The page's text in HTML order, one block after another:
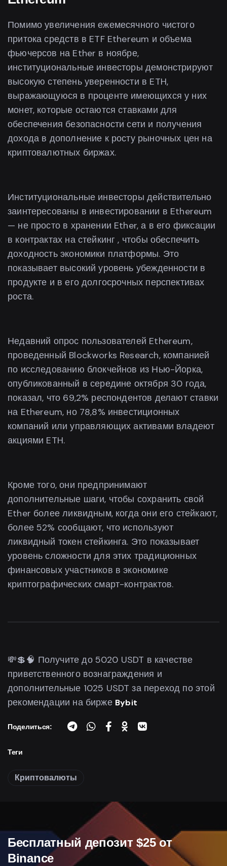
Помимо увеличения ежемесячного чистого
притока средств в ETF Ethereum и объема
фьючерсов на Ether в ноябре,
институциональные инвесторы демонстрируют
высокую степень уверенности в ETH,
выражающуюся в проценте имеющихся у них
монет, которые остаются ставками для
обеспечения безопасности сети и получения
дохода в дополнение к росту рыночных цен на
криптовалютных биржах.
Институциональные инвесторы действительно
заинтересованы в инвестировании в Ethereum
— не просто в хранении Ether, а в его фиксации
в контрактах на стейкинг , чтобы обеспечить
доходность экономики платформы. Это
показывает высокий уровень убежденности в
продукте и в его долгосрочных перспективах
роста.
Недавний опрос пользователей Ethereum,
проведенный Blockworks Research, компанией
по исследованию блокчейнов из Нью-Йорка,
опубликованный в середине октября 30 года,
показал, что 69,2% респондентов делают ставки
на Ethereum, но 78,8% инвестиционных
компаний или управляющих активами владеют
акциями ETH.
Кроме того, они предпринимают
дополнительные шаги, чтобы сохранить свой
Ether более ликвидным, когда они его стейкают,
более 52% сообщают, что используют
ликвидный токен стейкинга. Это показывает
уровень сложности для этих традиционных
финансовых участников в экономике
криптографических смарт-контрактов.
💸💲🧠 Получите до 5020 USDT в качестве
приветственного вознаграждения и
дополнительные 1025 USDT за переход по этой
рекомендации на бирже Bybit
Поделиться:
Теги
Криптовалюты
Бесплатный депозит $25 от
Binance